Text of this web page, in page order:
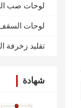
لوحات صب
لوحات
تقليد زخرفة
شهادة